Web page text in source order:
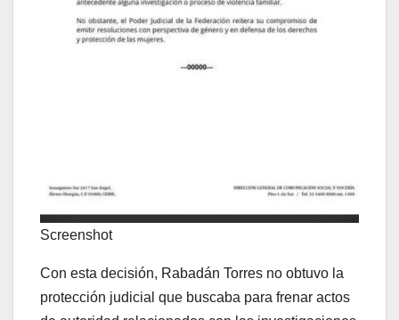
Screenshot
Con esta decisión, Rabadán Torres no obtuvo la
protección judicial que buscaba para frenar actos